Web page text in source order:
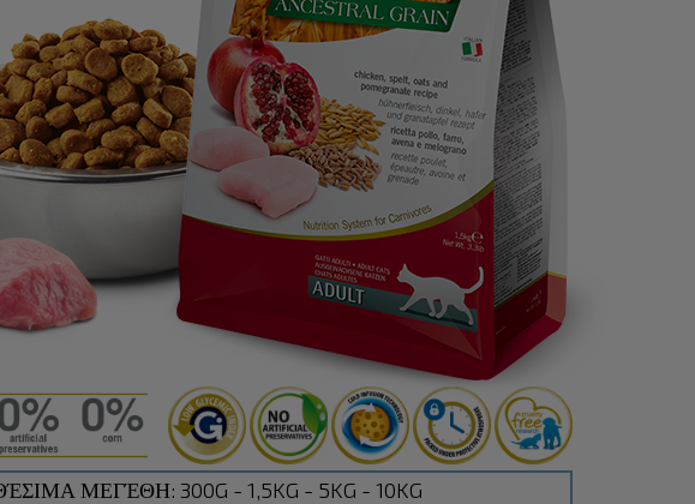
ΜΕΓΈΘΗ: 300G - 1,5KG - 5KG - 10KG